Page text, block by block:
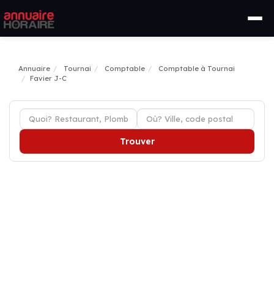
Annuaire Tournai Comptable
Comptable à Tournai
Favier J-C
Trouver